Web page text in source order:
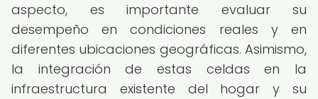
aspecto, es importante evaluar su
desempeño en condiciones reales y en
diferentes ubicaciones geográficas. Asimismo,
la integración de estas celdas en la
infraestructura existente del hogar y su